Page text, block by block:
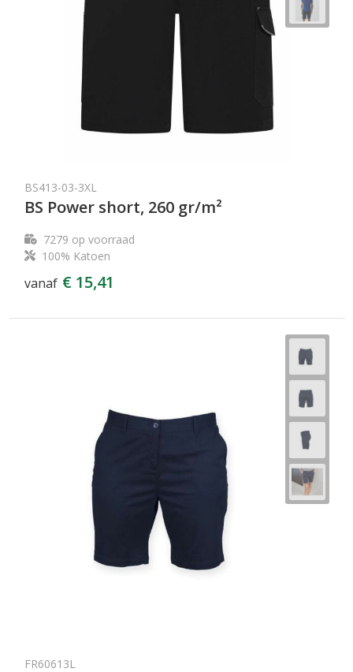
BS413-03-3XL
BS Power short, 260 gr/m²
7279 op voorraad
100% Katoen
vanaf € 15,41
FR60613L